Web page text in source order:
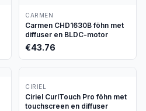
CARMEN
Carmen CHD1630B föhn met
diffuser en BLDC-motor
€43.76
CIRIEL
Ciriel CurlTouch Pro föhn met
touchscreen en diffuser